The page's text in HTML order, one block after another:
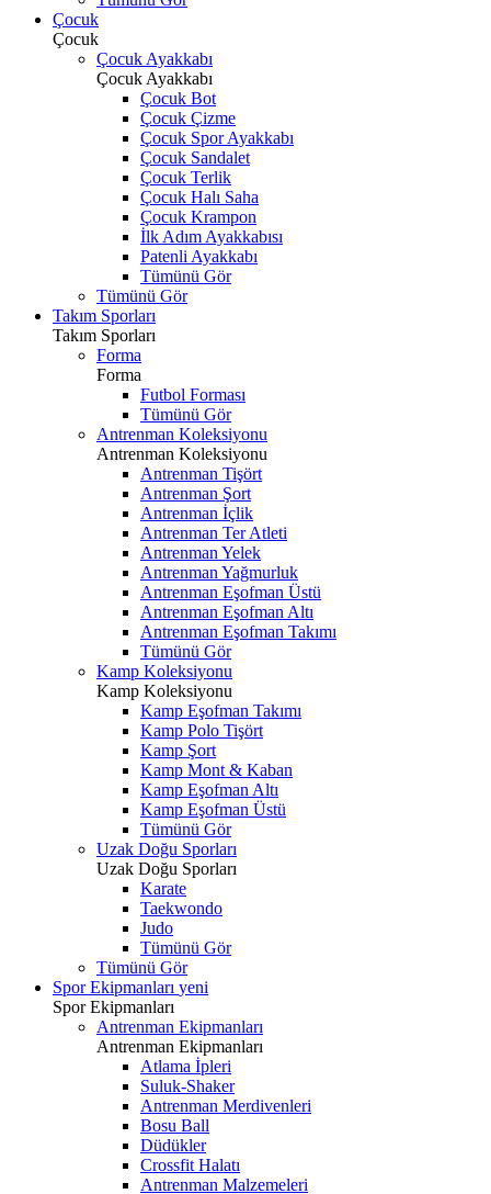
Çocuk
Çocuk
Çocuk Ayakkabı
Çocuk Ayakkabı
Çocuk Bot
Çocuk Çizme
Çocuk Spor Ayakkabı
Çocuk Sandalet
Çocuk Terlik
Çocuk Halı Saha
Çocuk Krampon
İlk Adım Ayakkabısı
Patenli Ayakkabı
Tümünü Gör
Tümünü Gör
Takım Sporları
Takım Sporları
Forma
Forma
Futbol Forması
Tümünü Gör
Antrenman Koleksiyonu
Antrenman Koleksiyonu
Antrenman Tişört
Antrenman Şort
Antrenman İçlik
Antrenman Ter Atleti
Antrenman Yelek
Antrenman Yağmurluk
Antrenman Eşofman Üstü
Antrenman Eşofman Altı
Antrenman Eşofman Takımı
Tümünü Gör
Kamp Koleksiyonu
Kamp Koleksiyonu
Kamp Eşofman Takımı
Kamp Polo Tişört
Kamp Şort
Kamp Mont & Kaban
Kamp Eşofman Altı
Kamp Eşofman Üstü
Tümünü Gör
Uzak Doğu Sporları
Uzak Doğu Sporları
Karate
Taekwondo
Judo
Tümünü Gör
Tümünü Gör
Spor Ekipmanları yeni
Spor Ekipmanları
Antrenman Ekipmanları
Antrenman Ekipmanları
Atlama İpleri
Suluk-Shaker
Antrenman Merdivenleri
Bosu Ball
Düdükler
Crossfit Halatı
Antrenman Malzemeleri